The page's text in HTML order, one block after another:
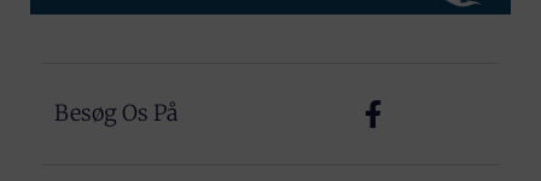
Besøg Os På